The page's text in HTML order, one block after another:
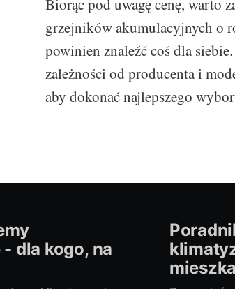
grzejników akumulacyjnych o
powinien znaleźć coś dla siebie.
zależności od producenta i
aby dokonać najlepszego
dla kogo, na